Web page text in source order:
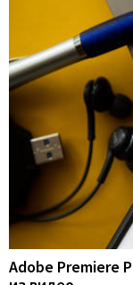
Adobe Premiere